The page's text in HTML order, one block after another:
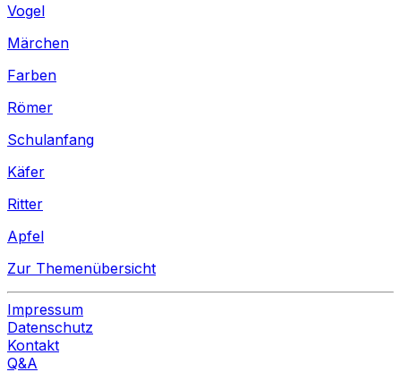
Vogel
Märchen
Farben
Römer
Schulanfang
Käfer
Ritter
Apfel
Zur Themenübersicht
Impressum
Datenschutz
Kontakt
Q&A